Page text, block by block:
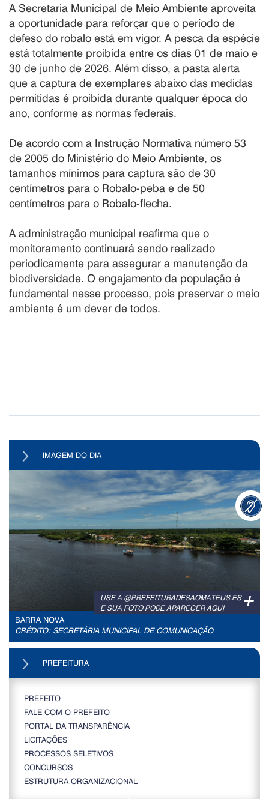
A Secretaria Municipal de Meio Ambiente aproveita
a oportunidade para reforçar que o período de
defeso do robalo está em vigor. A pesca da espécie
está totalmente proibida entre os dias 01 de maio e
30 de junho de 2026. Além disso, a pasta alerta
que a captura de exemplares abaixo das medidas
permitidas é proibida durante qualquer época do
ano, conforme as normas federais.
De acordo com a Instrução Normativa número 53
de 2005 do Ministério do Meio Ambiente, os
tamanhos mínimos para captura são de 30
centímetros para o Robalo-peba e de 50
centímetros para o Robalo-flecha.
A administração municipal reafirma que o
monitoramento continuará sendo realizado
periodicamente para assegurar a manutenção da
biodiversidade. O engajamento da população é
fundamental nesse processo, pois preservar o meio
ambiente é um dever de todos.
IMAGEM DO DIA
+
USE A @PREFEITURADESAOMATEUS.ES
E SUA FOTO PODE APARECER AQUI
BARRA NOVA
CRÉDITO: SECRETÁRIA MUNICIPAL DE COMUNICAÇÃO
PREFEITURA
PREFEITO
FALE COM O PREFEITO
PORTAL DA TRANSPARÊNCIA
LICITAÇÕES
PROCESSOS SELETIVOS
CONCURSOS
ESTRUTURA ORGANIZACIONAL